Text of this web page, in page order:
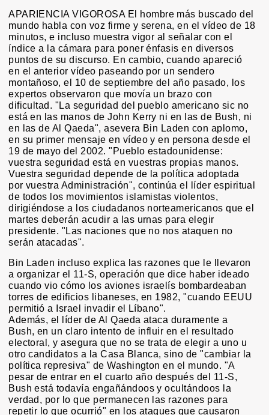
APARIENCIA VIGOROSA El hombre más buscado del
mundo habla con voz firme y serena, en el vídeo de 18
minutos, e incluso muestra vigor al señalar con el
índice a la cámara para poner énfasis en diversos
puntos de su discurso. En cambio, cuando apareció
en el anterior vídeo paseando por un sendero
montañoso, el 10 de septiembre del año pasado, los
expertos observaron que movía un brazo con
dificultad. "La seguridad del pueblo americano sic no
está en las manos de John Kerry ni en las de Bush, ni
en las de Al Qaeda", asevera Bin Laden con aplomo,
en su primer mensaje en vídeo y en persona desde el
19 de mayo del 2002. "Pueblo estadounidense:
vuestra seguridad está en vuestras propias manos.
Vuestra seguridad depende de la política adoptada
por vuestra Administración", continúa el líder espiritual
de todos los movimientos islamistas violentos,
dirigiéndose a los ciudadanos norteamericanos que el
martes deberán acudir a las urnas para elegir
presidente. "Las naciones que no nos ataquen no
serán atacadas".
Bin Laden incluso explica las razones que le llevaron
a organizar el 11-S, operación que dice haber ideado
cuando vio cómo los aviones israelís bombardeaban
torres de edificios libaneses, en 1982, "cuando EEUU
permitió a Israel invadir el Líbano".
Además, el líder de Al Qaeda ataca duramente a
Bush, en un claro intento de influir en el resultado
electoral, y asegura que no se trata de elegir a uno u
otro candidatos a la Casa Blanca, sino de "cambiar la
política represiva" de Washington en el mundo. "A
pesar de entrar en el cuarto año después del 11-S,
Bush está todavía engañándoos y ocultándoos la
verdad, por lo que permanecen las razones para
repetir lo que ocurrió" en los ataques que causaron